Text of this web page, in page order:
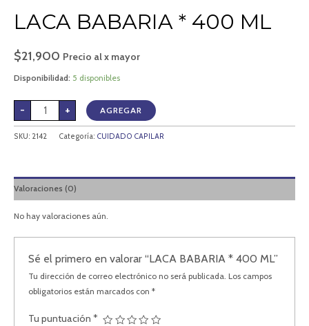
LACA BABARIA * 400 ML
$21,900 Precio al x mayor
Disponibilidad: 5 disponibles
- + AGREGAR
SKU: 2142 Categoría: CUIDADO CAPILAR
Valoraciones (0)
No hay valoraciones aún.
Sé el primero en valorar “LACA BABARIA * 400 ML”
Tu dirección de correo electrónico no será publicada. Los campos
obligatorios están marcados con*
Tu puntuación*